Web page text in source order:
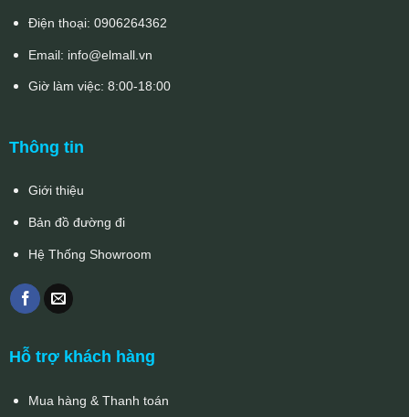
Điện thoại: 0906264362
Email: info@elmall.vn
Giờ làm việc: 8:00-18:00
Thông tin
Giới thiệu
Bản đồ đường đi
Hệ Thống Showroom
Hỗ trợ khách hàng
Mua hàng & Thanh toán